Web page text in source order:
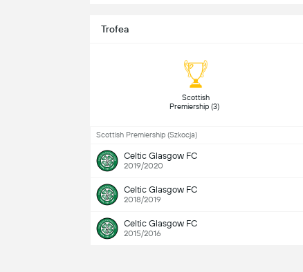
Trofea
Scottish
Scottish Premiership (Szkocja)
Celtic Glasgow FC
2019/2020
Celtic Glasgow FC
2018/2019
Celtic Glasgow FC
2015/2016